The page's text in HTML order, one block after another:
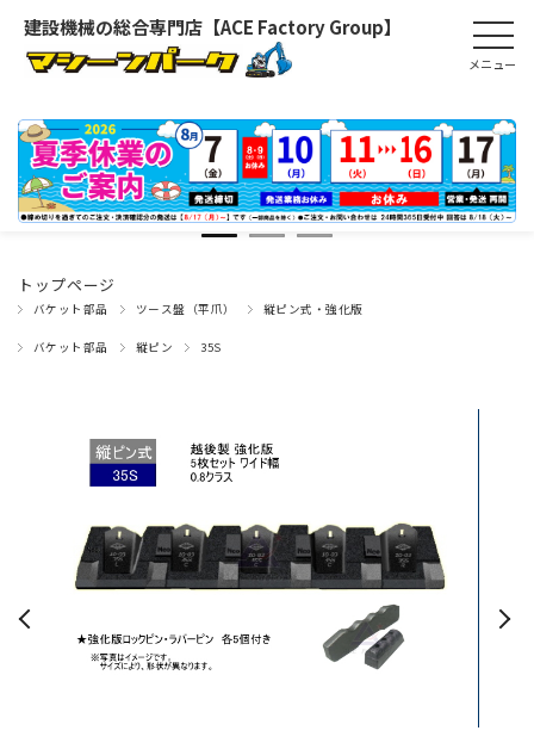
建設機械の総合専門店【ACE Factory Group】
トップページ
バケット部品 ツース盤（平爪） 縦ピン式・強化版
バケット部品 縦ピン 35S